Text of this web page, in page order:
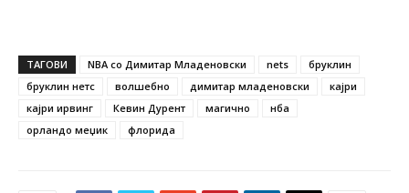
ТАГОВИ NBA со Димитар Младеновски nets
бруклин
бруклин нетс
волшебно димитар младеновски
кајри
кајри ирвинг
Кевин Дурент магично
нба
орландо меџик
флорида